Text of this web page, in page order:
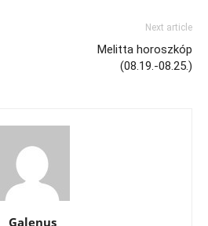
Next article
Melitta horoszkóp
(08.19.-08.25.)
Galenus